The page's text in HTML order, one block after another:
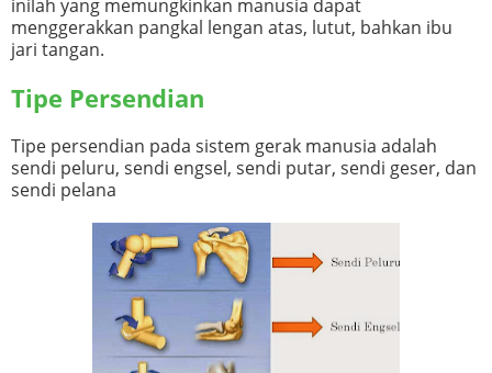
inilah yang memungkinkan manusia dapat
menggerakkan pangkal lengan atas, lutut, bahkan ibu
jari tangan.
Tipe Persendian
Tipe persendian pada sistem gerak manusia adalah
sendi peluru, sendi engsel, sendi putar, sendi geser, dan
sendi pelana